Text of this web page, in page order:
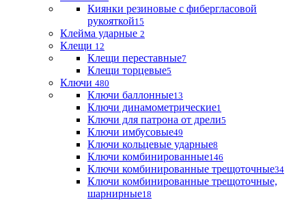
Киянки резиновые с фибергласовой
рукояткой15
Клейма ударные 2
Клещи 12
Клещи переставные7
Клещи торцевые5
Ключи 480
Ключи баллонные13
Ключи динамометрические1
Ключи для патрона от дрели5
Ключи имбусовые49
Ключи кольцевые ударные8
Ключи комбинированные146
Ключи комбинированные трещоточные34
Ключи комбинированные трещоточные,
шарнирные18